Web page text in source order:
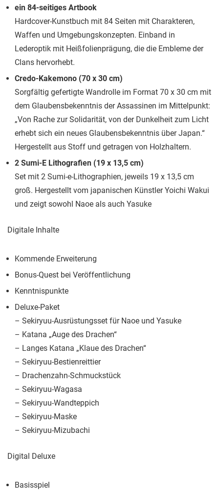
ein 84-seitiges Artbook
Hardcover-Kunstbuch mit 84 Seiten mit Charakteren,
Waffen und Umgebungskonzepten. Einband in
Lederoptik mit Heißfolienprägung, die die Embleme der
Clans hervorhebt.
Credo-Kakemono (70 x 30 cm)
Sorgfältig gefertigte Wandrolle im Format 70 x 30 cm mit
dem Glaubensbekenntnis der Assassinen im Mittelpunkt:
„Von Rache zur Solidarität, von der Dunkelheit zum Licht
erhebt sich ein neues Glaubensbekenntnis über Japan.“
Hergestellt aus Stoff und getragen von Holzhaltern.
2 Sumi-E Lithografien (19 x 13,5 cm)
Set mit 2 Sumi-e-Lithographien, jeweils 19 x 13,5 cm
groß. Hergestellt vom japanischen Künstler Yoichi Wakui
und zeigt sowohl Naoe als auch Yasuke
Digitale Inhalte
Kommende Erweiterung
Bonus-Quest bei Veröffentlichung
Kenntnispunkte
Deluxe-Paket
– Sekiryuu-Ausrüstungsset für Naoe und Yasuke
– Katana „Auge des Drachen“
– Langes Katana „Klaue des Drachen“
– Sekiryuu-Bestienreittier
– Drachenzahn-Schmuckstück
– Sekiryuu-Wagasa
– Sekiryuu-Wandteppich
– Sekiryuu-Maske
– Sekiryuu-Mizubachi
Digital Deluxe
Basisspiel